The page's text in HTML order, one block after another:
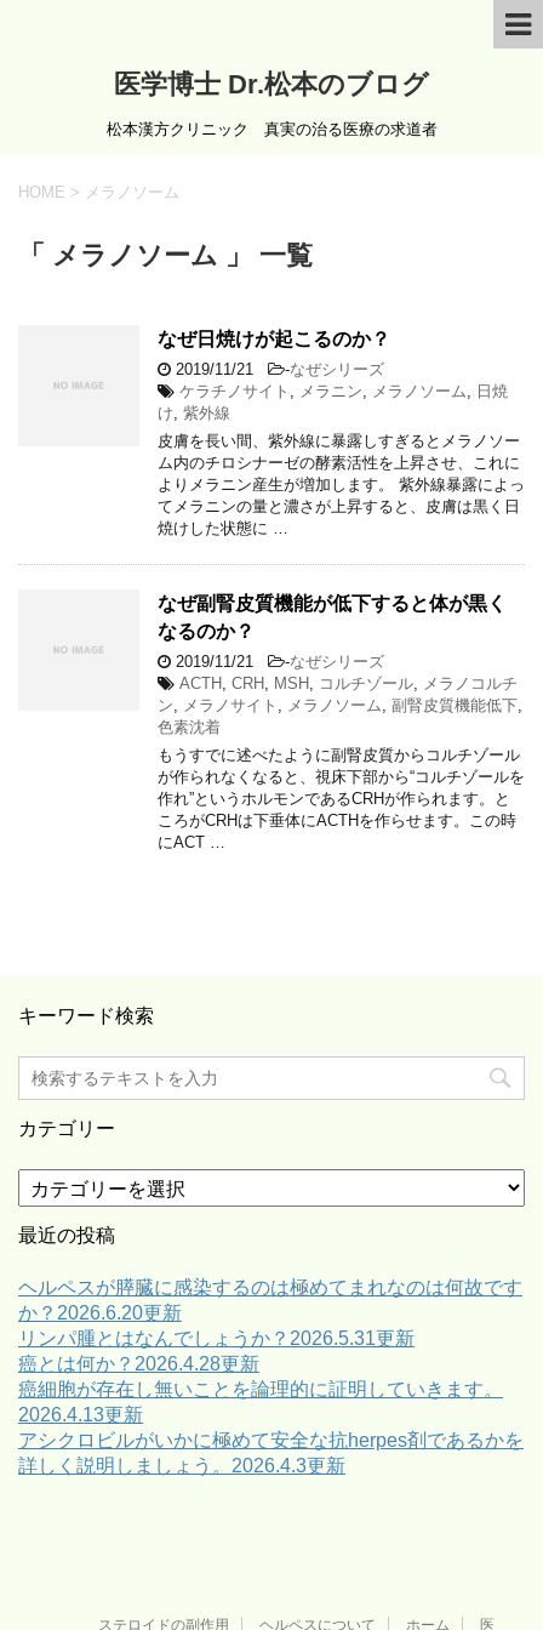
医学博士 Dr.松本のブログ
松本漢方クリニック 真実の治る医療の求道者
HOME > メラノソーム
「 メラノソーム 」 一覧
なぜ日焼けが起こるのか？
2019/11/21 -なぜシリーズ
ケラチノサイト
メラニン メラノソーム
日焼
け 紫外線
皮膚を長い間、紫外線に暴露しすぎるとメラノソー
ム内のチロシナーゼの酵素活性を上昇させ、これに
よりメラニン産生が増加します。 紫外線暴露によっ
てメラニンの量と濃さが上昇すると、皮膚は黒く日
焼けした状態に …
なぜ副腎皮質機能が低下すると体が黒く
なるのか？
2019/11/21 -なぜシリーズ
ACTH CRH MSH コルチゾール
メラノコルチ
ン
メラノサイト メラノソーム 副腎皮質機能低下
色素沈着
もうすでに述べたように副腎皮質からコルチゾール
が作られなくなると、視床下部から“コルチゾールを
作れ”というホルモンであるCRHが作られます。と
ころがCRHは下垂体にACTHを作らせます。この時
にACT …
キーワード検索
カテゴリー
テ
ゴ
ー
最近の投稿
ヘルペスが膵臓に感染するのは極めてまれなのは何故です
か？2026.6.20更新
リンパ腫とはなんでしょうか？2026.5.31更新
癌とは何か？2026.4.28更新
癌細胞が存在し無いことを論理的に証明していきます。
2026.4.13更新
アシクロビルがいかに極めて安全な抗herpes剤であるかを
詳しく説明しましょう。2026.4.3更新
ステロイドの副作用 ヘルペスについて ホーム 医